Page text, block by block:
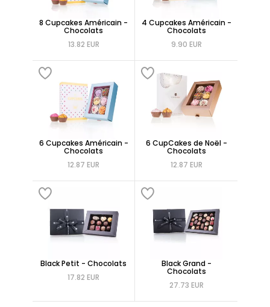
8 Cupcakes Américain -
Chocolats
13.82 EUR
4 Cupcakes Américain -
Chocolats
9.90 EUR
6 Cupcakes Américain -
Chocolats
12.87 EUR
6 CupCakes de Noël -
Chocolats
12.87 EUR
Black Petit - Chocolats
17.82 EUR
Black Grand -
Chocolats
27.73 EUR